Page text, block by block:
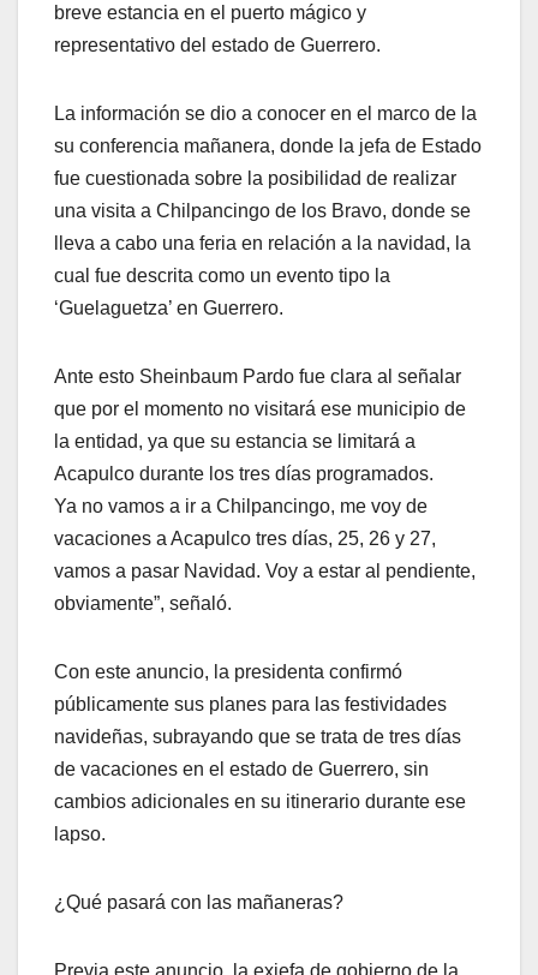
breve estancia en el puerto mágico y
representativo del estado de Guerrero.
La información se dio a conocer en el marco de la
su conferencia mañanera, donde la jefa de Estado
fue cuestionada sobre la posibilidad de realizar
una visita a Chilpancingo de los Bravo, donde se
lleva a cabo una feria en relación a la navidad, la
cual fue descrita como un evento tipo la
‘Guelaguetza’ en Guerrero.
Ante esto Sheinbaum Pardo fue clara al señalar
que por el momento no visitará ese municipio de
la entidad, ya que su estancia se limitará a
Acapulco durante los tres días programados.
Ya no vamos a ir a Chilpancingo, me voy de
vacaciones a Acapulco tres días, 25, 26 y 27,
vamos a pasar Navidad. Voy a estar al pendiente,
obviamente”, señaló.
Con este anuncio, la presidenta confirmó
públicamente sus planes para las festividades
navideñas, subrayando que se trata de tres días
de vacaciones en el estado de Guerrero, sin
cambios adicionales en su itinerario durante ese
lapso.
¿Qué pasará con las mañaneras?